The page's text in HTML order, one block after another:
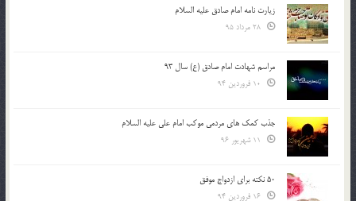
زیارت نامه امام صادق علیه السلام
مراسم شهادت امام صادق (ع) سال 93
جذب کمک های مردمی موکب امام علی علیه السلام
50 نکته برای ازدواج موفق